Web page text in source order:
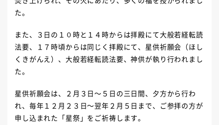
た。
また、３日の１０時と１４時からは拝殿にて大般若経転読
法要、１７時頃からは同じく拝殿にて、星供祈願会（ほし
くきがんえ）、大般若経転読法要、神供が執り行われまし
た。
星供祈願会は、２月３日～５日の三日間、夕方から行わ
れ、毎年１２月２３日～翌年２月５日まで、ご参拝の方が
申し込まれた「星祭」をご祈祷します。